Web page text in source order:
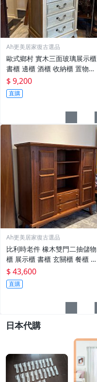
Ah更美居家復古選品
歐式鄉村 實木三面玻璃展示櫃
書櫃 邊櫃 酒櫃 收納櫃 置物櫃
家具 新品【Ah更美居家復古選
品】
$ 9,200
直購
Ah更美居家復古選品
比利時老件 橡木雙門二抽儲物
櫃 展示櫃 書櫃 玄關櫃 餐櫃 邊
櫃 收納櫃 置物櫃【Ah更美居
家復古選品】
$ 43,600
直購
日本代購